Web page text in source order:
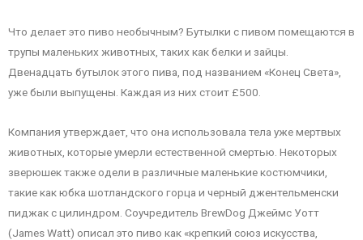
Что делает это пиво необычным? Бутылки с пивом помещаются в
трупы маленьких животных, таких как белки и зайцы.
Двенадцать бутылок этого пива, под названием «Конец Света»,
уже были выпущены. Каждая из них стоит £500.
Компания утверждает, что она использовала тела уже мертвых
животных, которые умерли естественной смертью. Некоторых
зверюшек также одели в различные маленькие костюмчики,
такие как юбка шотландского горца и черный джентельменски
пиджак с цилиндром. Соучредитель BrewDog Джеймс Уотт
(James Watt) описал это пиво как «крепкий союз искусства,